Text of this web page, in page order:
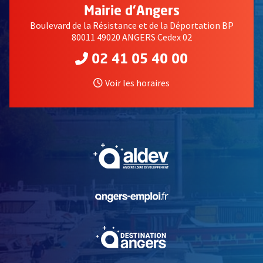
Mairie d'Angers
Boulevard de la Résistance et de la Déportation BP
80011 49020 ANGERS Cedex 02
02 41 05 40 00
Voir les horaires
, Ouvre une nouvelle